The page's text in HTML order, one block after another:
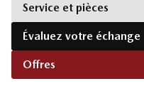
Service et pièces
Évaluez votre échange
Offres